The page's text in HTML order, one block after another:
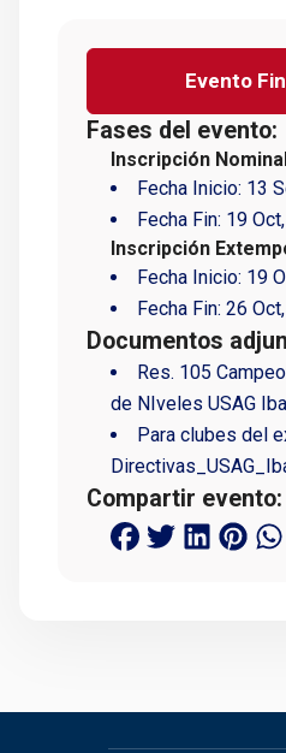
Evento
Fases del evento:
Inscripción Nominal
Fecha Inicio: 13
Fecha Fin: 19
Inscripción
Fecha Inicio: 19
Fecha Fin: 26
Documentos
Res. 105
de NIveles USAG
Para clubes del
Compartir evento: